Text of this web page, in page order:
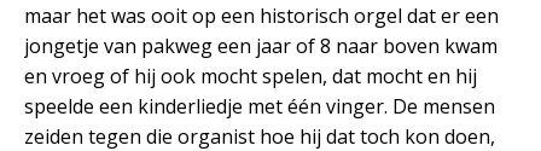
maar het was ooit op een historisch orgel dat er een
jongetje van pakweg een jaar of 8 naar boven kwam
en vroeg of hij ook mocht spelen, dat mocht en hij
speelde een kinderliedje met één vinger. De mensen
zeiden tegen die organist hoe hij dat toch kon doen,